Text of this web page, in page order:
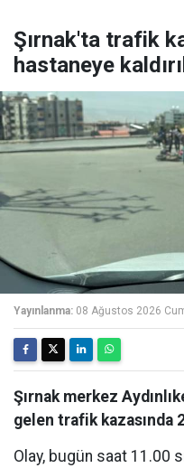
Şırnak'ta trafik
hastaneye
Yayınlanma: 08 Ağustos 2026
Şırnak merkez
gelen trafik kazasında
Olay, bugün saat 11.00